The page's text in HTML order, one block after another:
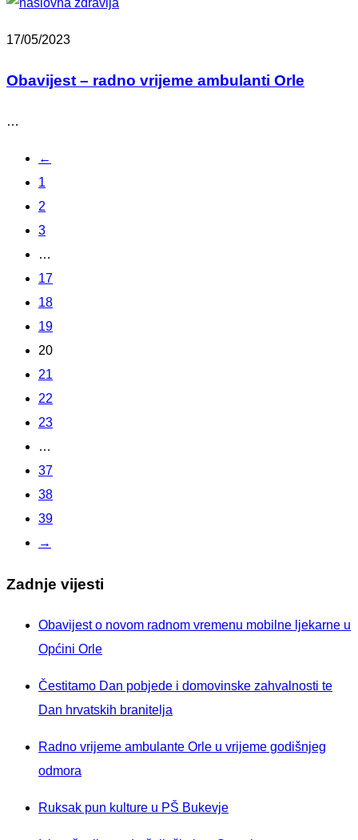
17/05/2023
Obavijest – radno vrijeme ambulanti Orle
…
←
1
2
3
…
17
18
19
20
21
22
23
…
37
38
39
→
Zadnje vijesti
Obavijest o novom radnom vremenu mobilne ljekarne u
Općini Orle
Čestitamo Dan pobjede i domovinske zahvalnosti te
Dan hrvatskih branitelja
Radno vrijeme ambulante Orle u vrijeme godišnjeg
odmora
Ruksak pun kulture u PŠ Bukevje